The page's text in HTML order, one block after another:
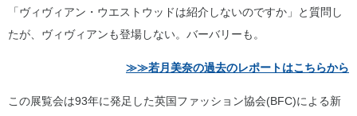
「ヴィヴィアン・ウエストウッドは紹介しないのですか」と質問し
たが、ヴィヴィアンも登場しない。バーバリーも。
≫≫若月美奈の過去のレポートはこちらから
この展覧会は93年に発足した英国ファッション協会(BFC)による新